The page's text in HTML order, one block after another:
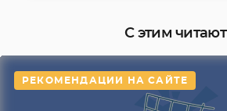
С этим читают
РЕКОМЕНДАЦИИ НА САЙТЕ